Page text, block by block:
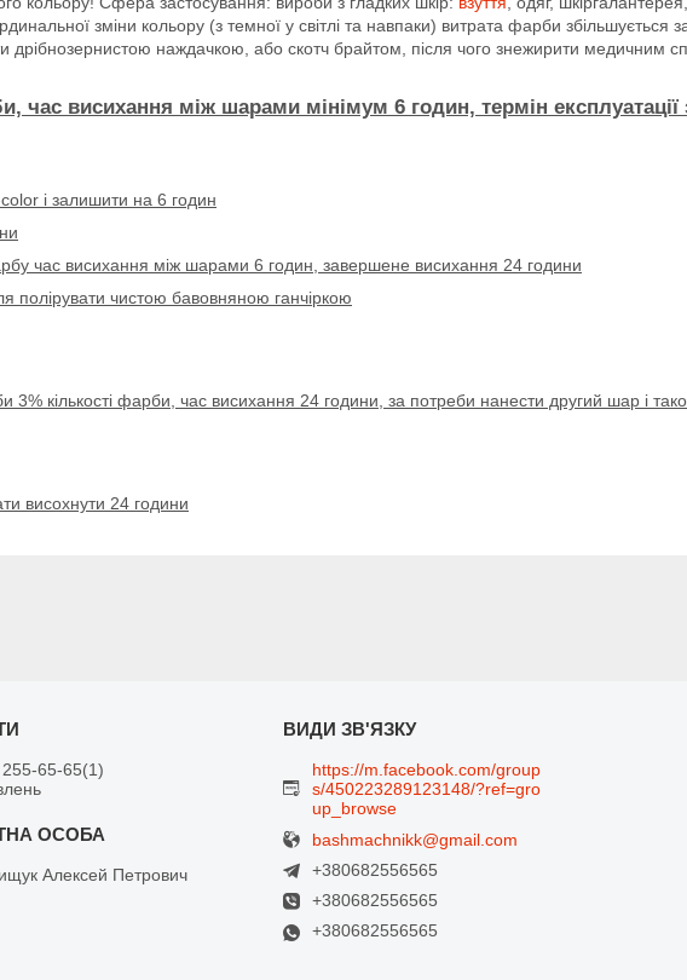
зміни кольору (з темної у світлі та навпаки) витрата фарби збільшується
наждачкою, або скотч брайтом, після чого знежирити медичним
час висихання між шарами мінімум 6 годин, термін
і залишити на 6 годин
час висихання між шарами 6 годин, завершене висихання 24 години
полірувати чистою бавовняною ганчіркою
кількості фарби, час висихання 24 години, за потреби нанести другий шар і
висохнути 24 години
65-65 1
Алексей Петрович
https://m.facebook.com/group
s/450223289123148/?ref=gro
up_browse
bashmachnikk@gmail.com
+380682556565
+380682556565
+380682556565